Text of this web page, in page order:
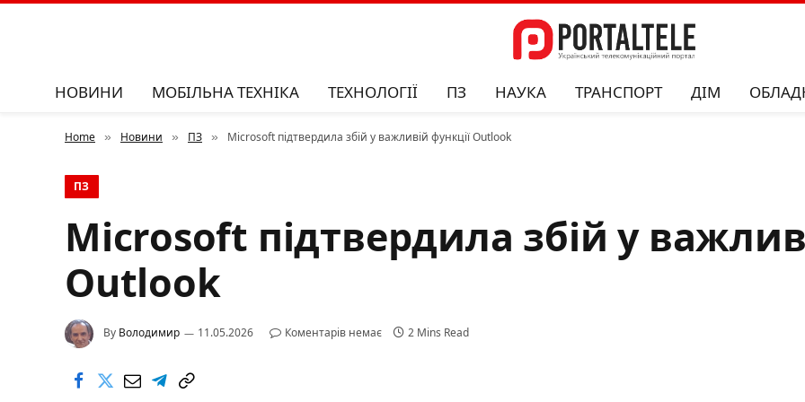
НОВИНИ МОБІЛЬНА ТЕХНІКА ТЕХНОЛОГІЇ ПЗ НАУКА ТРАНСПОРТ ДІМ
Home » Новини » ПЗ » Microsoft підтвердила збій у важливій функції Outlook
ПЗ
Microsoft підтвердила збій у
Outlook
By Володимир 11.05.2026 Коментарів немає 2 Mins Read